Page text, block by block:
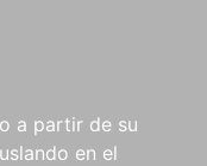
a partir de su
en el